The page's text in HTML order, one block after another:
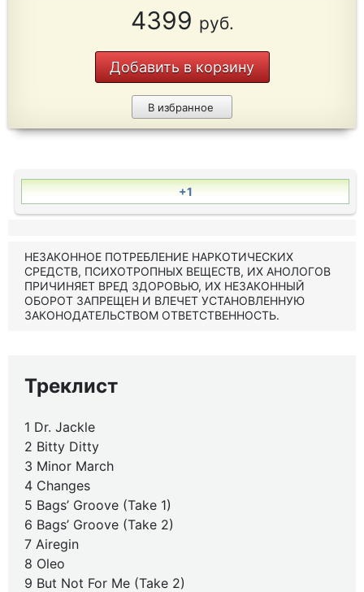
4399 руб.
Добавить в корзину
В избранное
+1
НЕЗАКОННОЕ ПОТРЕБЛЕНИЕ НАРКОТИЧЕСКИХ
СРЕДСТВ, ПСИХОТРОПНЫХ ВЕЩЕСТВ, ИХ АНОЛОГОВ
ПРИЧИНЯЕТ ВРЕД ЗДОРОВЬЮ, ИХ НЕЗАКОННЫЙ
ОБОРОТ ЗАПРЕЩЕН И ВЛЕЧЕТ УСТАНОВЛЕННУЮ
ЗАКОНОДАТЕЛЬСТВОМ ОТВЕТСТВЕННОСТЬ.
Треклист
1 Dr. Jackle
2 Bitty Ditty
3 Minor March
4 Changes
5 Bags’ Groove (Take 1)
6 Bags’ Groove (Take 2)
7 Airegin
8 Oleo
9 But Not For Me (Take 2)